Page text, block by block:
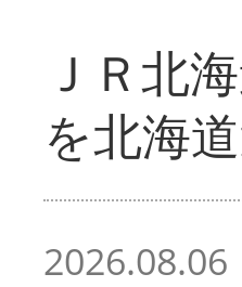
ＪＲ北
を北海
2026.08.06